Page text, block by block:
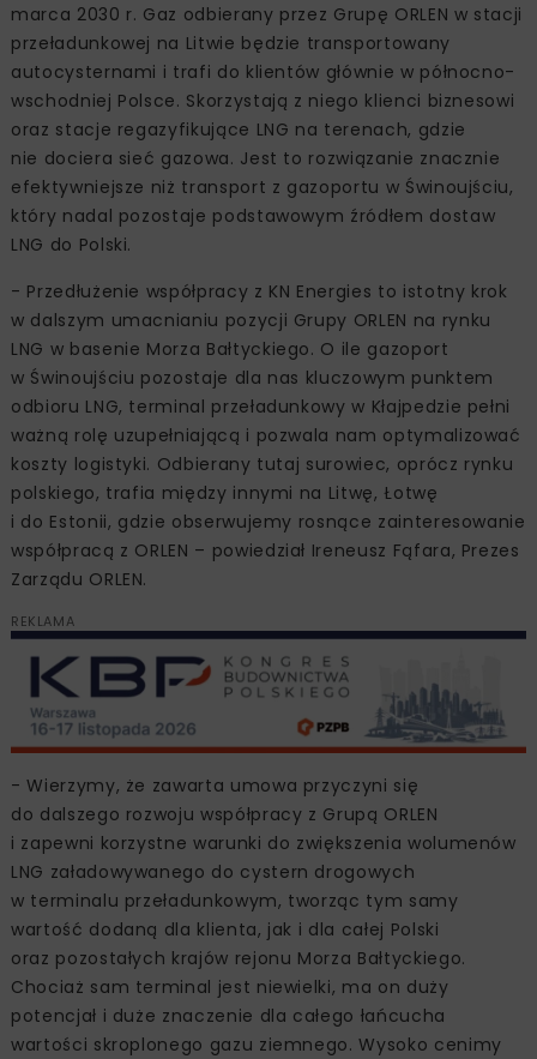
marca 2030 r. Gaz odbierany przez Grupę ORLEN w stacji
przeładunkowej na Litwie będzie transportowany
autocysternami i trafi do klientów głównie w północno-
wschodniej Polsce. Skorzystają z niego klienci biznesowi
oraz stacje regazyfikujące LNG na terenach, gdzie
nie dociera sieć gazowa. Jest to rozwiązanie znacznie
efektywniejsze niż transport z gazoportu w Świnoujściu,
który nadal pozostaje podstawowym źródłem dostaw
LNG do Polski.
- Przedłużenie współpracy z KN Energies to istotny krok
w dalszym umacnianiu pozycji Grupy ORLEN na rynku
LNG w basenie Morza Bałtyckiego. O ile gazoport
w Świnoujściu pozostaje dla nas kluczowym punktem
odbioru LNG, terminal przeładunkowy w Kłajpedzie pełni
ważną rolę uzupełniającą i pozwala nam optymalizować
koszty logistyki. Odbierany tutaj surowiec, oprócz rynku
polskiego, trafia między innymi na Litwę, Łotwę
i do Estonii, gdzie obserwujemy rosnące zainteresowanie
współpracą z ORLEN – powiedział Ireneusz Fąfara, Prezes
Zarządu ORLEN.
REKLAMA
- Wierzymy, że zawarta umowa przyczyni się
do dalszego rozwoju współpracy z Grupą ORLEN
i zapewni korzystne warunki do zwiększenia wolumenów
LNG załadowywanego do cystern drogowych
w terminalu przeładunkowym, tworząc tym samy
wartość dodaną dla klienta, jak i dla całej Polski
oraz pozostałych krajów rejonu Morza Bałtyckiego.
Chociaż sam terminal jest niewielki, ma on duży
potencjał i duże znaczenie dla całego łańcucha
wartości skroplonego gazu ziemnego. Wysoko cenimy